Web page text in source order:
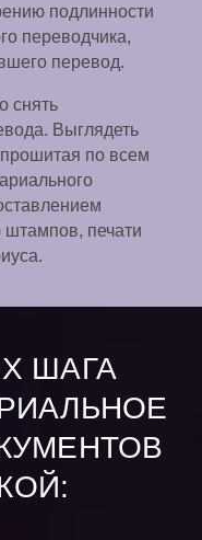
подлинности
переводчика,
перевод.
снять
Выглядеть
прошитая по всем
печати
ШАГА